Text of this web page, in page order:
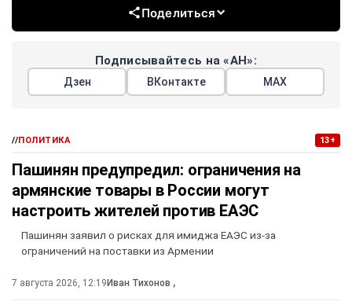
Поделиться
Подписывайтесь на «АН»:
Дзен ВКонтакте МАХ
//ПОЛИТИКА 13+
Пашинян предупредил: ограничения на
армянские товары в России могут
настроить жителей против ЕАЭС
Пашинян заявил о рисках для имиджа ЕАЭС из-за
ограничений на поставки из Армении
7 августа 2026, 12:19 Иван Тихонов ,